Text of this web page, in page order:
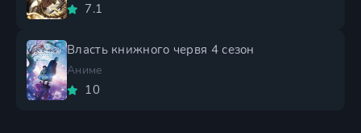
7.1
Власть книжного червя 4 сезон
Аниме
10